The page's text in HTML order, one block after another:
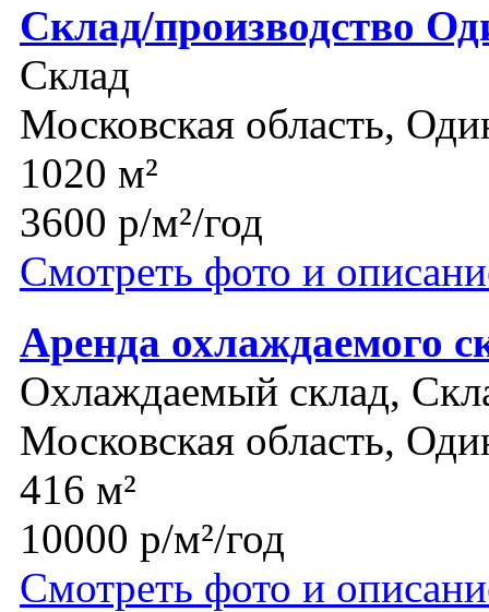
Склад/производство
Склад
Московская область,
1020 м²
3600 р/м²/год
Смотреть фото и
Аренда охлаждаемого
Охлаждаемый склад,
Московская область,
416 м²
10000 р/м²/год
Смотреть фото и